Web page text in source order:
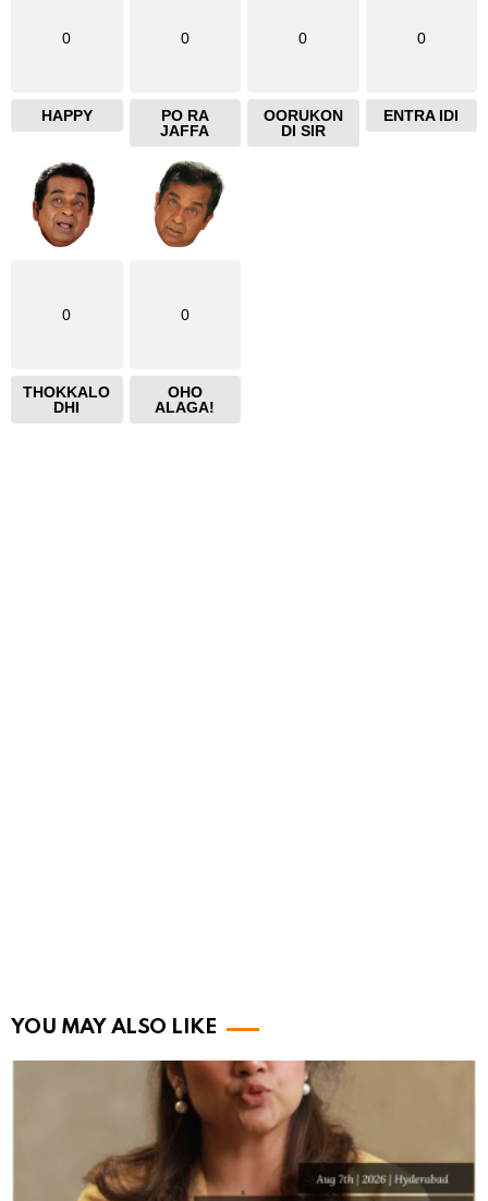
0
HAPPY
0
PO RA
JAFFA
0
OORUKON
DI SIR
0
ENTRA IDI
0
THOKKALO
DHI
0
OHO
ALAGA!
YOU MAY ALSO LIKE